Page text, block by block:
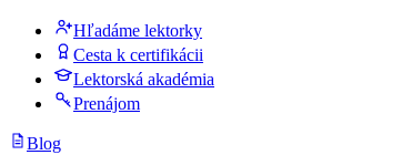
Hľadáme lektorky
Cesta k certifikácii
Lektorská akadémia
Prenájom
Blog